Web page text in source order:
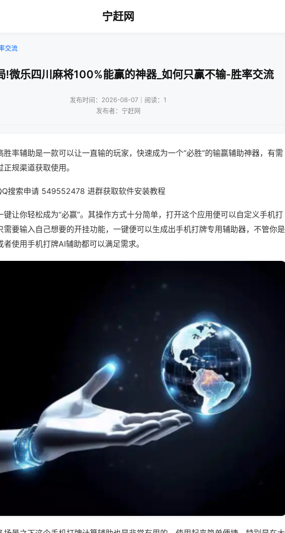
宁赶网
交流
!微乐四川麻将100%能赢的神器_如何只赢不输-胜率交流
发布时间：2026-08-07｜阅读：1
发布者：宁赶网
胜率辅助是一款可以让一直输的玩家，快速成为一个“必胜”的输赢辅助神器，有需
规渠道获取使用。
搜索申请 549552478 进群获取软件安装教程
键让你轻松成为“必赢”。其操作方式十分简单，打开这个应用便可以自定义手机打
需要输入自己想要的开挂功能，一键便可以生成出手机打牌专用辅助器，不管你是
使用手机打牌AI辅助都可以满足需求。